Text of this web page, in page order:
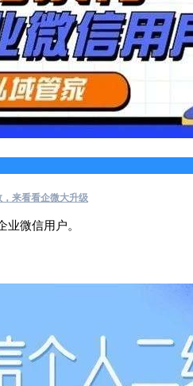
来看看企微大升级
微信用户。